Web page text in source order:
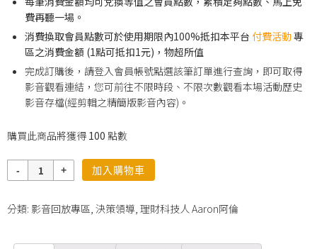
費再聽一場。
消費換取會員點數可於使用期限內100%抵扣本平台 付費活動專
區之消費金額 (1點可抵扣1元)，物超所值
完成訂購後，請登入會員帳號點選該筆訂單進行查詢，即可取得
影音觀看連結，您可前往不限時段、不限次數觀看本場活動歷史
影音存檔(經剪輯之精簡版影音內容)。
購買此商品將獲得 100 點數
量
加入購物車
分類: 影音回放專區, 決策領導, 理財科技人 Aaron阿倫